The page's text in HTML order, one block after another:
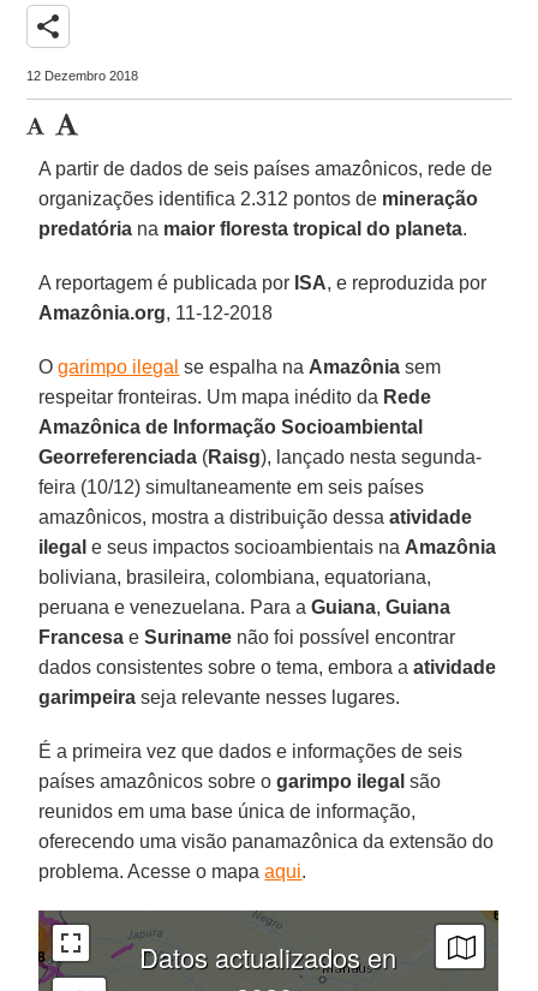
share
12 Dezembro 2018
A partir de dados de seis países amazônicos, rede de
organizações identifica 2.312 pontos de mineração
predatória na maior floresta tropical do planeta.
A reportagem é publicada por ISA, e reproduzida por
Amazônia.org, 11-12-2018
Ogarimpo ilegal se espalha na Amazônia sem
respeitar fronteiras. Um mapa inédito da Rede
Amazônica de Informação Socioambiental
Georreferenciada (Raisg), lançado nesta segunda-
feira (10/12) simultaneamente em seis países
amazônicos, mostra a distribuição dessaatividade
ilegal e seus impactos socioambientais na Amazônia
boliviana, brasileira, colombiana, equatoriana,
peruana e venezuelana. Para aGuiana,Guiana
Francesa eSuriname não foi possível encontrar
dados consistentes sobre o tema, embora aatividade
garimpeira seja relevante nesses lugares.
É a primeira vez que dados e informações de seis
países amazônicos sobre ogarimpo ilegal são
reunidos em uma base única de informação,
oferecendo uma visão panamazônica da extensão do
problema. Acesse o mapaaqui.